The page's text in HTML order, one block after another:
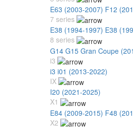
E63 (2003-2007) F12
7 series
E38 (1994-1997) E38
8 series
G14 G15 Gran Coupe
i3
i3 i01 (2013-2022)
IX
I20 (2021-2025)
X1
E84 (2009-2015) F48
X2